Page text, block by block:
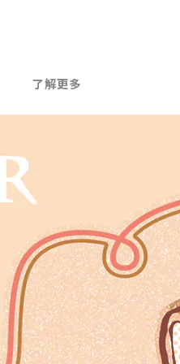
了解更多